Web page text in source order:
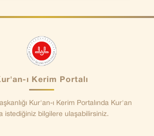
ı Kerim Portalı
Kur'an-ı Kerim Portalında Kur'an
istediğiniz bilgilere ulaşabilirsiniz.